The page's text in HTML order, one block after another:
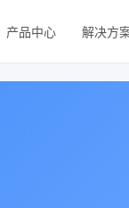
产品中心 解决方